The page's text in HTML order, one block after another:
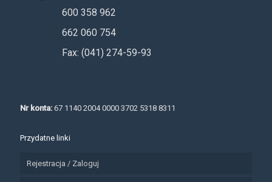
600 358 962
662 060 754
Fax: (041) 274-59-93
Nr konta: 67 1140 2004 0000 3702 5318 8311
Przydatne linki
Rejestracja / Zaloguj